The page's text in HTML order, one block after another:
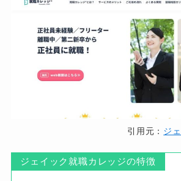
引用元： ジ
ジェイック就職カレッジの特徴